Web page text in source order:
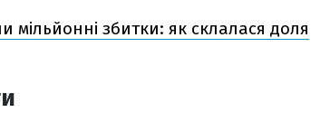
мільйонні збитки: як склалася доля